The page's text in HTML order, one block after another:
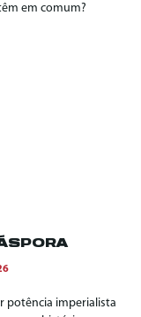
em comum?
potência imperialista